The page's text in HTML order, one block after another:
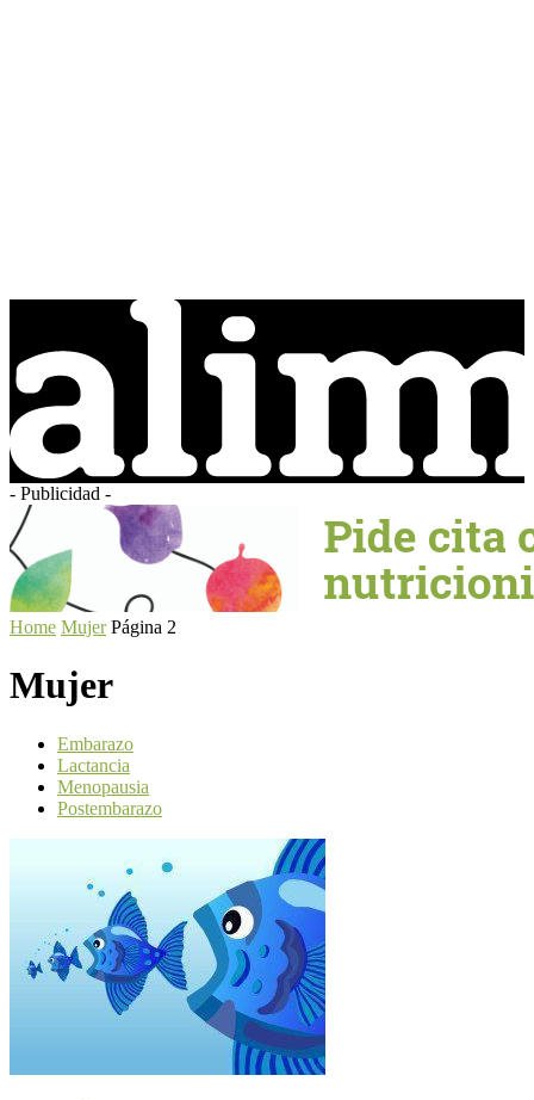
- Publicidad -
Home Mujer Página 2
Mujer
Embarazo
Lactancia
Menopausia
Postembarazo